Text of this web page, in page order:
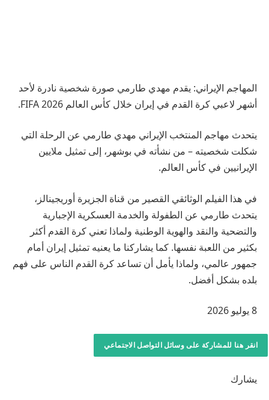
المهاجم الإيراني: يقدم مهدي طارمي صورة شخصية نادرة لأحد
أشهر لاعبي كرة القدم في إيران خلال كأس العالم 2026 FIFA.
يتحدث مهاجم المنتخب الإيراني مهدي طارمي عن الرحلة التي
شكلت شخصيته – من نشأته في بوشهر، إلى تمثيل ملايين
الإيرانيين في كأس العالم.
في هذا الفيلم الوثائقي القصير من قناة الجزيرة أوريجينالز،
يتحدث طارمي عن الطفولة والخدمة العسكرية الإجبارية
والتضحية والنقد والهوية الوطنية ولماذا تعني كرة القدم أكثر
بكثير من اللعبة نفسها. كما يشاركنا ما يعنيه تمثيل إيران أمام
جمهور عالمي، ولماذا يأمل أن تساعد كرة القدم الناس على فهم
بلده بشكل أفضل.
ت
ا
ل
8 يوليو 2026
انقر هنا للمشاركة على وسائل التواصل الاجتماعي
يشارك